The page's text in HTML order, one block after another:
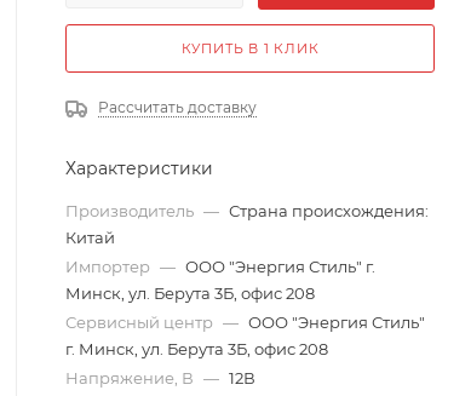
КУПИТЬ В 1 КЛИК
Рассчитать доставку
Характеристики
Производитель — Страна происхождения:
Китай
Импортер — ООО "Энергия Стиль" г.
Минск, ул. Берута 3Б, офис 208
Сервисный центр — ООО "Энергия Стиль"
г. Минск, ул. Берута 3Б, офис 208
Напряжение, В — 12В